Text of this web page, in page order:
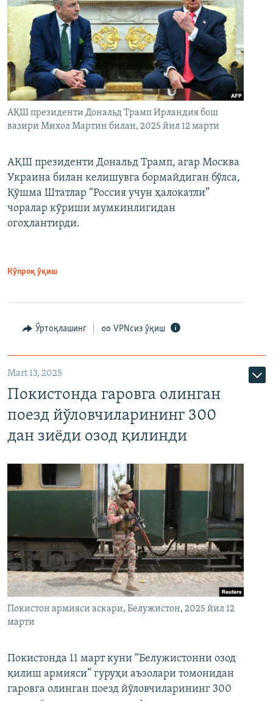
АҚШ президенти Дональд Трамп Ирландия бош
вазири Михол Мартин билан, 2025 йил 12 марти
АҚШ президенти Дональд Трамп, агар Москва
Украина билан келишувга бормайдиган бўлса,
Қўшма Штатлар “Россия учун ҳалокатли”
чоралар кўриши мумкинлигидан
огоҳлантирди.
Кўпроқ ўқиш
Ўртоқлашинг VPNсиз ўқиш
Mart 13, 2025
Покистонда гаровга олинган
поезд йўловчиларининг 300
дан зиёди озод қилинди
Покистон армияси аскари, Белужистон, 2025 йил 12
марти
Покистонда 11 март куни “Белужистонни озод
қилиш армияси” гуруҳи аъзолари томонидан
гаровга олинган поезд йўловчиларининг 300